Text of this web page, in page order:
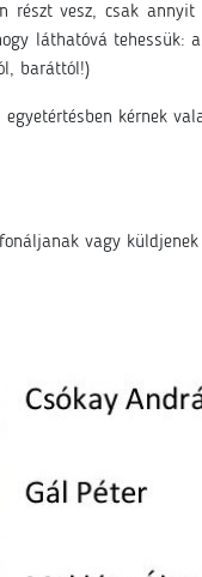
vesz, csak
láthatóvá
baráttól!)
kérnek
vagy